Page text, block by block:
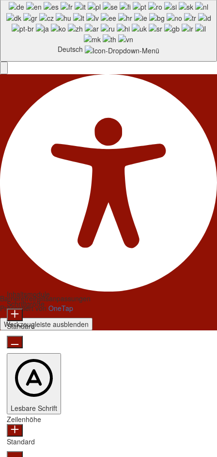
Deutsch
Barrierefreiheitsanpassungen
Präsentiert von OneTap
Werkzeugleiste ausblenden
Inhaltsmodule
Schriftgröße
Standard
Lesbare Schrift
Zeilenhöhe
Standard